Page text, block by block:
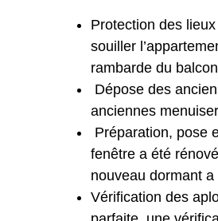
Protection des
souiller
rambarde du
Dépose des
anciennes
Préparation, pose
fenêtre a été
nouveau dormant
Vérification des